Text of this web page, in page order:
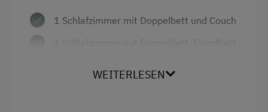
Kinder-Ausstattung
Kinder sind willkommen
1 Schlafzimmer mit Doppelbett und Couch
WohnzimmerWEITERLESEN